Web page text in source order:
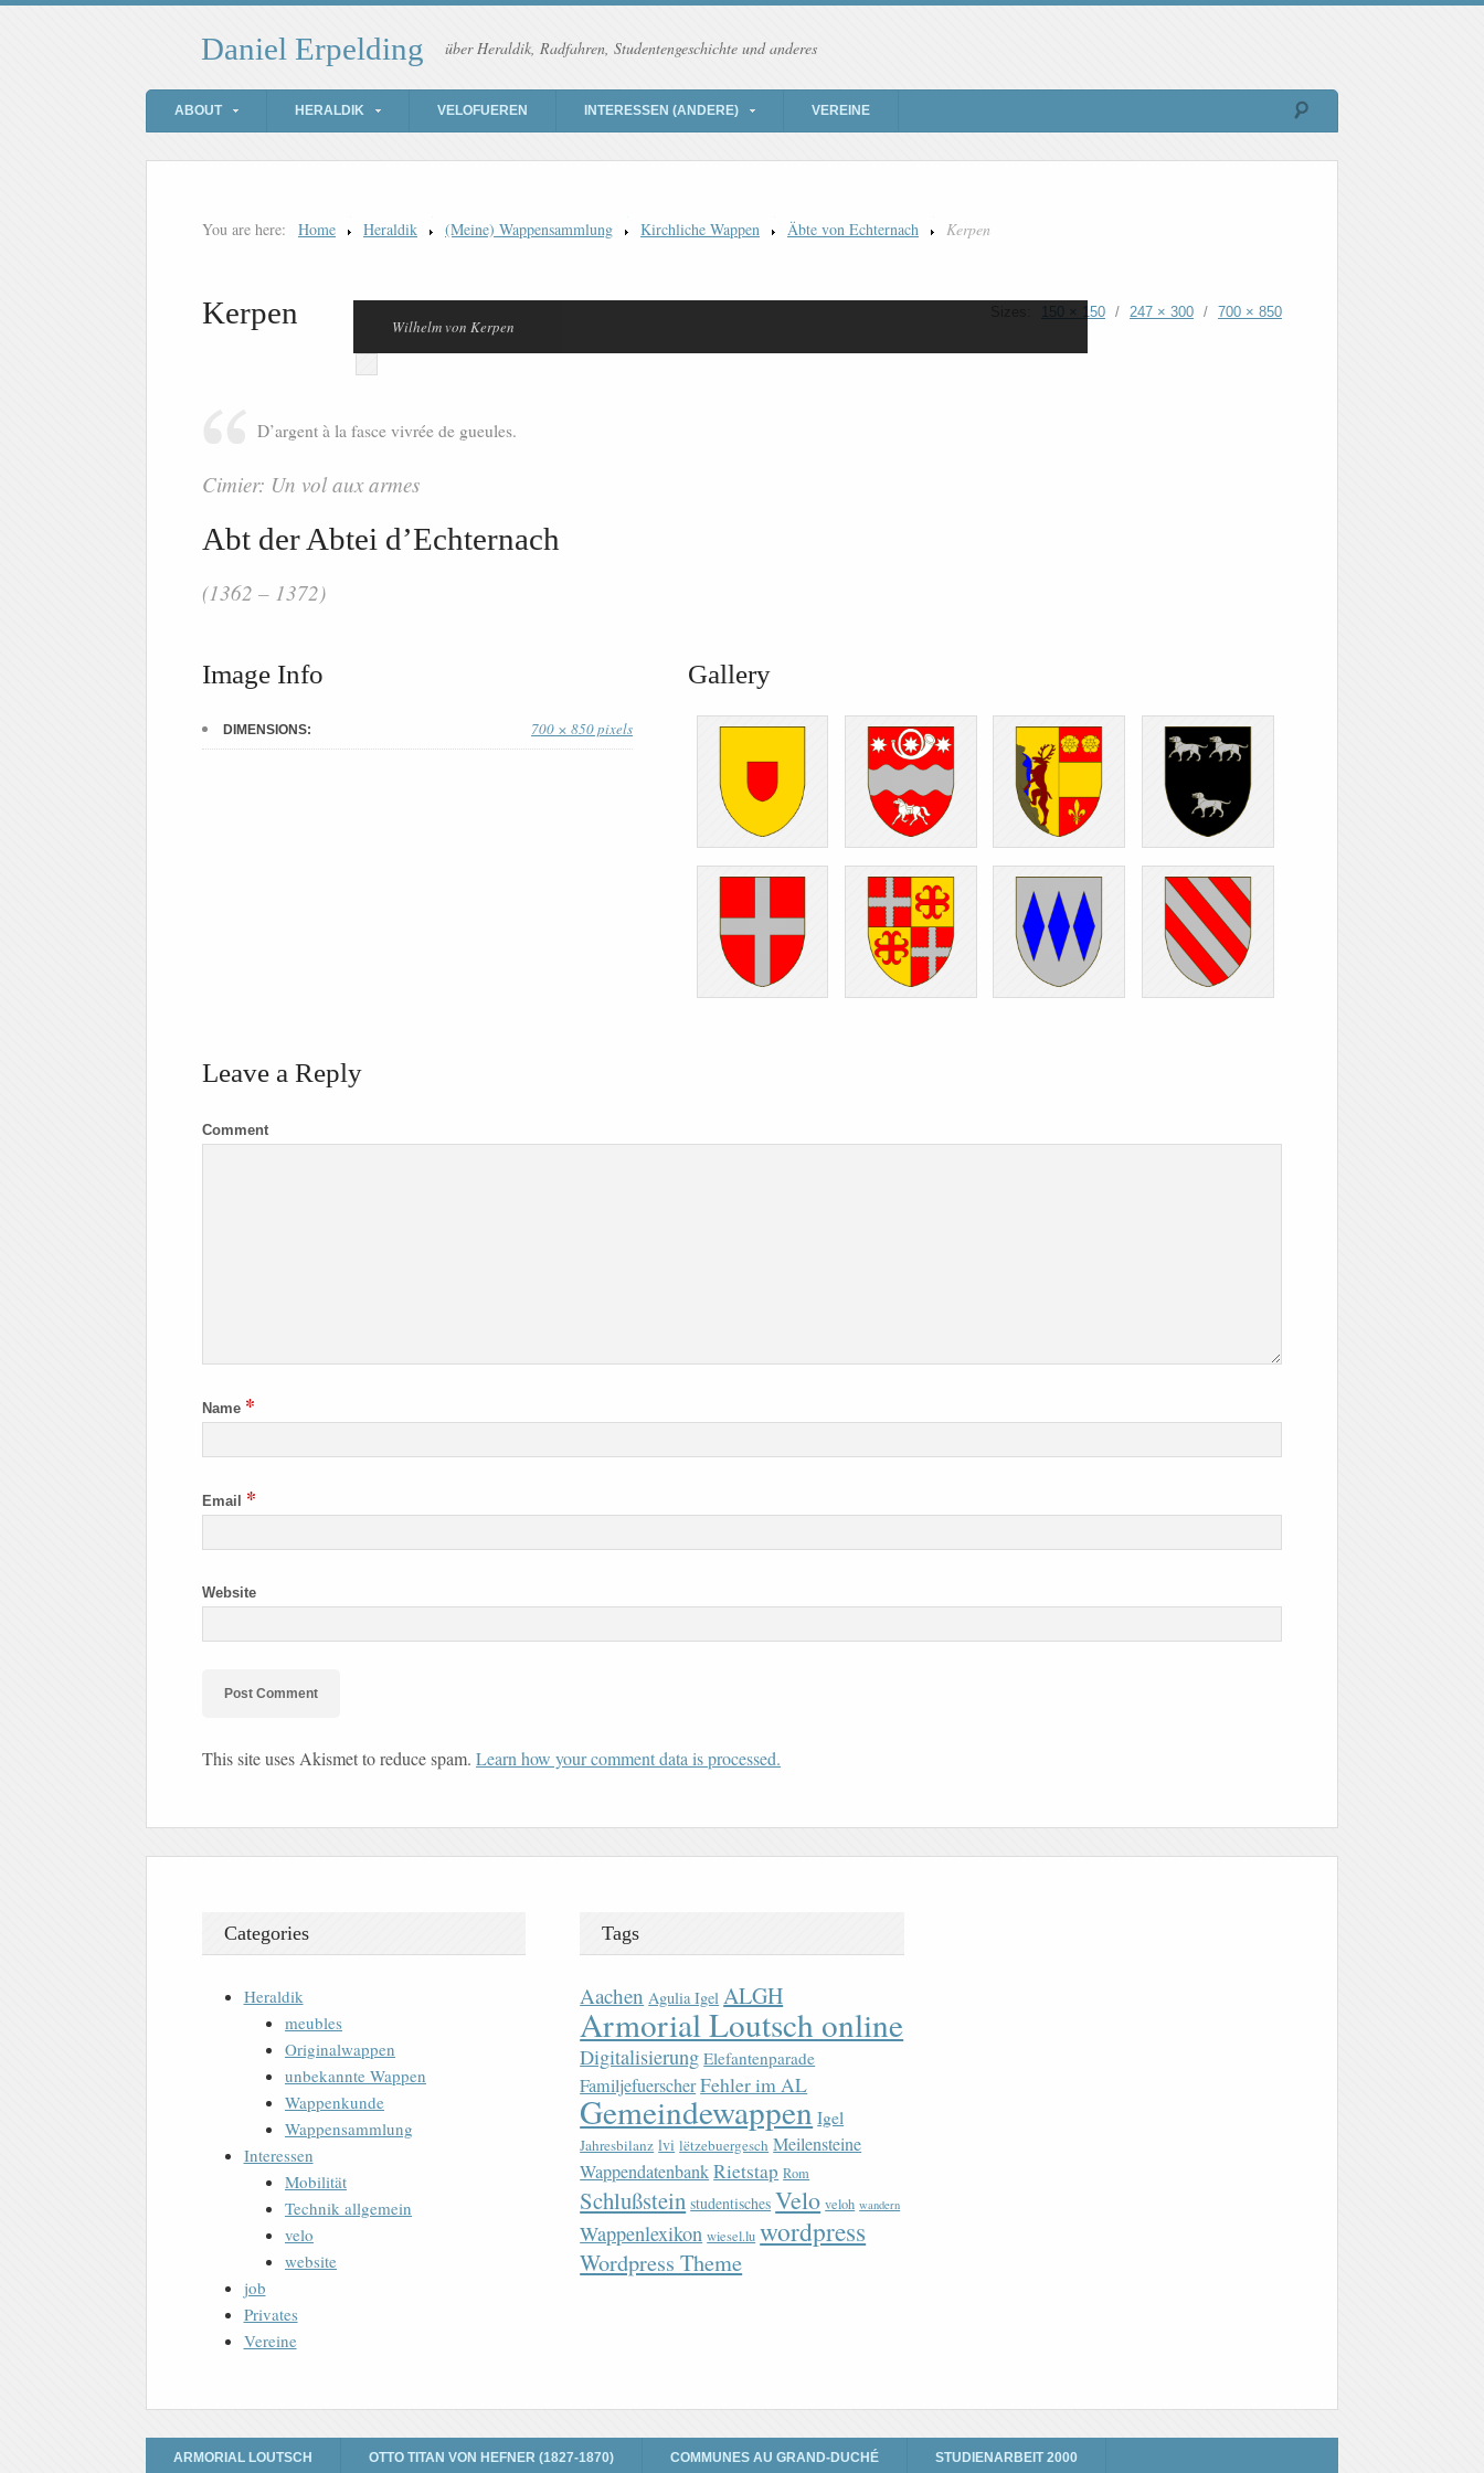
Daniel Erpelding über Heraldik, Radfahren, Studentengeschichte und anderes
ABOUT HERALDIK VELOFUEREN INTERESSEN (ANDERE) VEREINE
You are here: Home Heraldik (Meine) Wappensammlung Kirchliche Wappen Äbte von Echternach Kerpen
Kerpen 150 × 150 / 247 × 300 / 700 × 850
Wilhelm von Kerpen
D’argent à la fasce vivrée de gueules.
Cimier: Un vol aux armes
Abt der Abtei d’Echternach
(1362 – 1372)
Image Info
DIMENSIONS: 700 × 850 pixels
Gallery
Leave a Reply
Comment
Name *
Email *
Website
This site uses Akismet to reduce spam. Learn how your comment data is processed.
Categories
Heraldik
meubles
Originalwappen
unbekannte Wappen
Wappenkunde
Wappensammlung
Interessen
Mobilität
Technik allgemein
velo
website
job
Privates
Vereine
Tags
Aachen Agulia Igel ALGH
Armorial Loutsch online
Digitalisierung Elefantenparade
FamiljefuerscherFehler im AL
Gemeindewappen Igel
Jahresbilanz lvi lëtzebuergesch Meilensteine
WappendatenbankRietstap Rom
Schlußstein studentisches Velo veloh wandern
Wappenlexikon wiesel.lu wordpress
Wordpress Theme
ARMORIAL LOUTSCH OTTO TITAN VON HEFNER (1827-1870) COMMUNES AU GRAND-DUCHÉ STUDIENARBEIT 2000